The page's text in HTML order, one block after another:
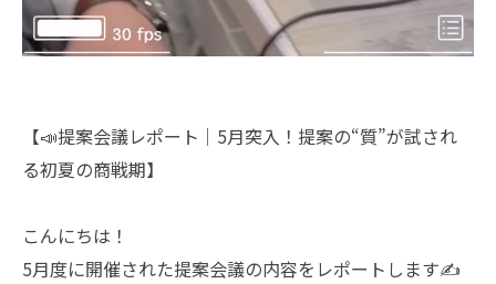
【📣提案会議レポート｜5月突入！提案の“質”が試され
る初夏の商戦期】
こんにちは！
5月度に開催された提案会議の内容をレポートします✍️